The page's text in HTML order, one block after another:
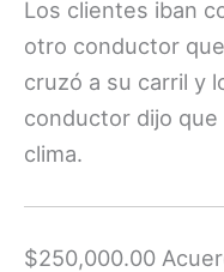
Los clientes iban
otro conductor
cruzó a su carril y
conductor dijo que
clima.
$250,000.00